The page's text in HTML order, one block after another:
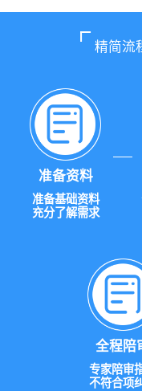
精简流
准备资料
准备基础资料
充分了解需求
全程陪
专家陪审
不符合项